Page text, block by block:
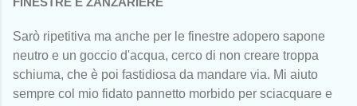
Sarò ripetitiva ma anche per le finestre adopero sapone
neutro e un goccio d'acqua, cerco di non creare troppa
schiuma, che è poi fastidiosa da mandare via. Mi aiuto
sempre col mio fidato pannetto morbido per sciacquare e